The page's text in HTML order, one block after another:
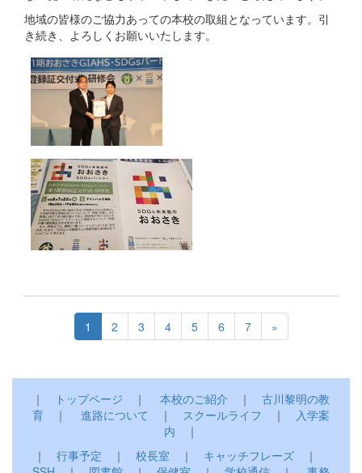
地域の皆様のご協力あっての本校の取組となっています。引
き続き、よろしくお願いいたします。
1 2 3 4 5 6 7 »
｜ トップページ ｜ 本校のご紹介 ｜ 古川黎明の教
育 ｜ 進路について ｜ スクールライフ ｜
入学案
内 ｜
｜ 行事予定 ｜ 校長室 ｜ キャッチフレーズ ｜